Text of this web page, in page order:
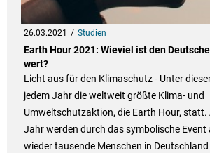
26.03.2021 Studien
Earth Hour 2021: Wieviel ist den
wert?
Licht aus für den Klimaschutz - Unter
jedem Jahr die weltweit größte Klima- und
Umweltschutzaktion, die Earth Hour, statt.
Jahr werden durch das symbolische Event
wieder tausende Menschen in